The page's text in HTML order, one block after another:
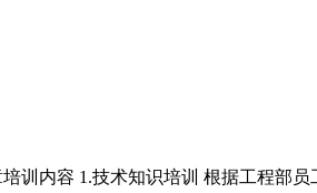
训内容 1.技术知识培训 根据工程部